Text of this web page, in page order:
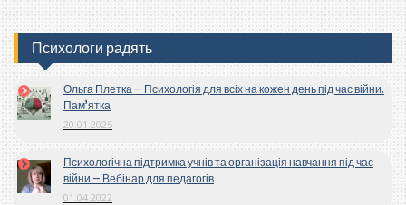
Психологи радять
Ольга Плетка – Психологія для всіх на кожен день під час війни.
Пам’ятка
20.01.2025
Психологічна підтримка учнів та організація навчання під час
війни – Вебінар для педагогів
01.04.2022